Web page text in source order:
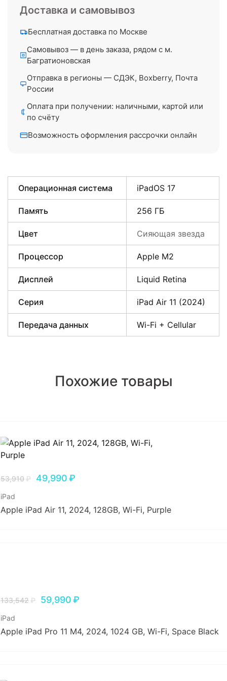
Доставка и самовывоз
Бесплатная доставка по Москве
Самовывоз — в день заказа, рядом с м.
Багратионовская
Отправка в регионы — СДЭК, Boxberry, Почта
России
Оплата при получении: наличными, картой или
по счёту
Возможность оформления рассрочки онлайн
Операционная система iPadOS 17
Память 256 ГБ
Цвет Сияющая звезда
Процессор Apple M2
Дисплей Liquid Retina
Серия iPad Air 11 (2024)
Передача данных Wi-Fi + Cellular
Похожие товары
53,910₽ 49,990₽
iPad
Apple iPad Air 11, 2024, 128GB, Wi-Fi, Purple
133,542₽ 59,990₽
iPad
Apple iPad Pro 11 M4, 2024, 1024 GB, Wi-Fi, Space Black